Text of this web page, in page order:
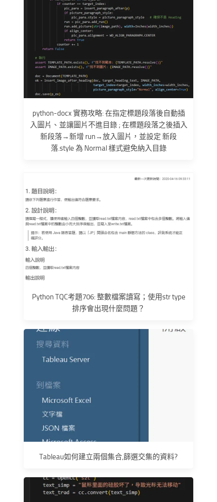
python-docx 實務攻略: 在指定標題段落後自動插
入圖片、並讓圖片不進目錄 ; 在標題段落之後插入
新段落→新增 run→放入圖片，並設定 新段
落.style 為 Normal 樣式避免納入目錄
Python TQC考題706: 整數檔案讀寫；使用str type
排序會出現什麼問題？
Tableau如何建立兩個集合,篩選交集的資料?